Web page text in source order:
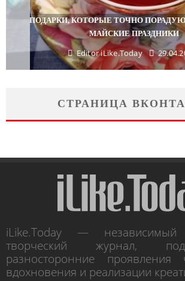
ПОДАРКИ, КОТОРЫЕ ТОЧНО
МАЙСКИЕ ПРАЗДНИКИ
Editor iLike.Today
СТРАНИЦА
iLike.Today — независимый
творческий журнал,
разносторонние проявления
вдохновения и реализации